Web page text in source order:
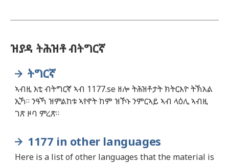
ዝያዳ ትሕዝቶ ብትግርኛ
ትግርኛ
ኣብዚ እቲ ብትግርኛ ኣብ 1177.se ዘሎ ትሕዝቶታት ክትርእዮ ትኽእል
ኢኻ። ንዓኻ ዝምልከቱ ኣየኖት ከም ዝኾኑ ንምርኣይ ኣብ ላዕሊ ኣብዚ
ገጽ ዞባ ምረጽ።
1177 in other languages
Here is a list of other languages that the material is